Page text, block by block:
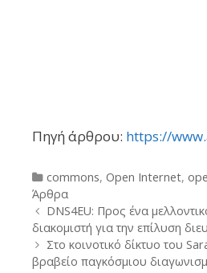
Πηγή άρθρου: https://
Categories
commons, Open Internet,
Άρθρα
Post
navigation
DNS4EU: Προς ένα
διακομιστή για την επίλυση
Στο κοινοτικό δίκτυο του
βραβείο παγκόσμιου